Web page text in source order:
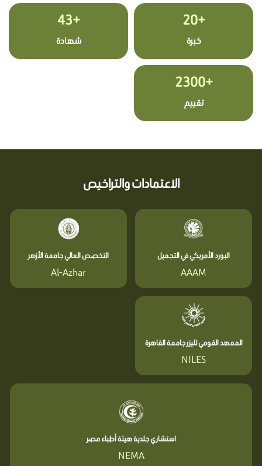
+20
خبرة
+43
شهادة
+2300
تقييم
الاعتمادات والتراخيص
البورد الأمريكي في التجميل
AAAM
التخصص العالي جامعة الأزهر
Al-Azhar
المعهد القومي لليزر جامعة القاهرة
NILES
استشاري جلدية هيئة أطباء مصر
NEMA